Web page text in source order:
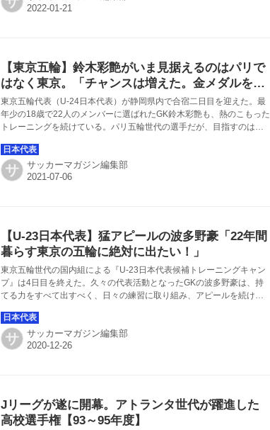
【東京五輪】鈴木彩艶がいま見据えるのはパリで
はなく東京。「チャンスは増えた。金メダルを目
指したい」
東京五輪代表（U-24日本代表）が静岡県内で合宿二日目を迎えた。最
年少の18歳で22人のメンバーに選ばれたGK鈴木彩艶も、熱のこもった
トレーニングを続けている。パリ五輪世代の選手だが、目指すのは東
サ サッカーマガジン編集部
【U-23日本代表】猛アピールの波多野豪「22年間
暮らす東京の五輪に絶対に出たい！」
東京五輪世代の国内組による『U-23日本代表候補トレーニングキャン
プ』は4日目を終えた。久々の代表活動となったGKの波多野豪は、持
てる力をすべて出すべく、日々の練習に取り組み、アピールを続け
サ サッカーマガジン編集部
Jリーグが遂に開幕。アトランタ世代が躍進した
高校選手権【93～95年度】